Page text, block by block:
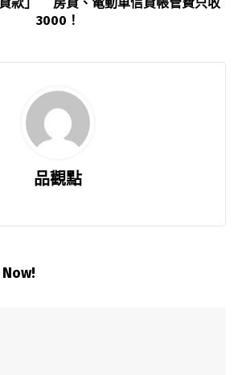
款」 房貸、電動車信貸帳管費只收
3000！
品觀點